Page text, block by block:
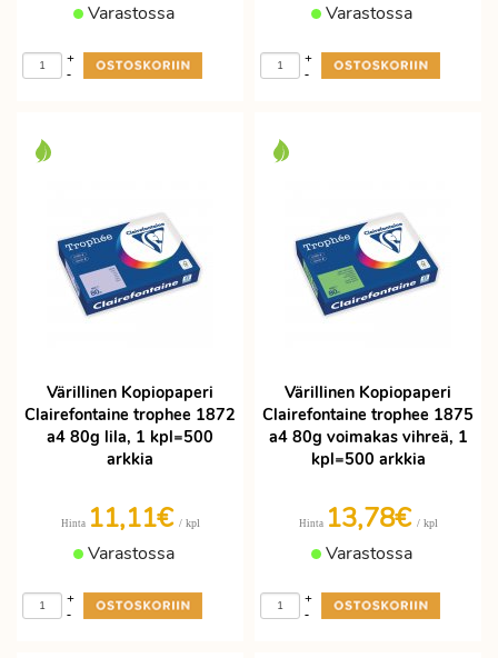
Varastossa
-
+
Varastossa
-
+
Värillinen Kopiopaperi
Clairefontaine trophee 1872
a4 80g lila, 1 kpl=500
arkkia
Hinta 11,11€ / kpl
Varastossa
-
+
Värillinen Kopiopaperi
Clairefontaine trophee 1875
a4 80g voimakas vihreä, 1
kpl=500 arkkia
Hinta 13,78€ / kpl
Varastossa
-
+